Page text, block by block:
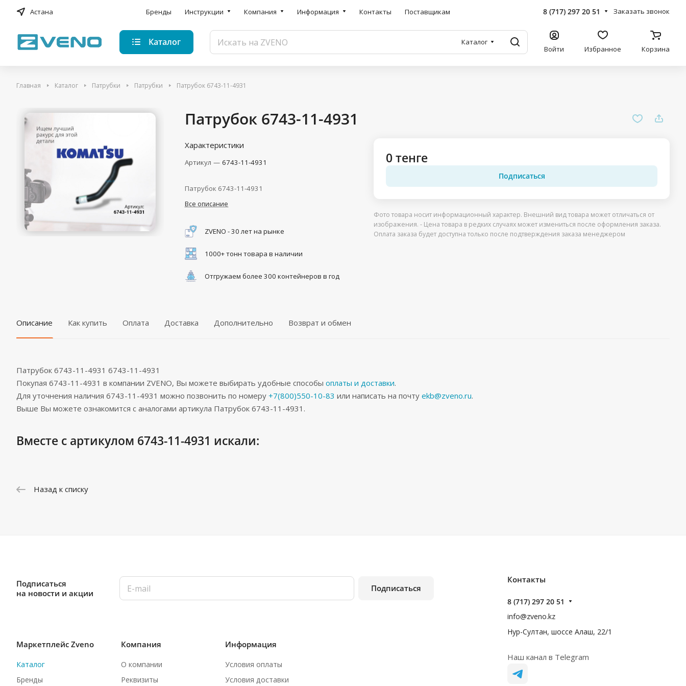
Астана Бренды Инструкции Компания Информация Контакты Поставщикам 8 (717) 297 20 51 Заказать звонок
Каталог Каталог
Войти Избранное Корзина
Главная Каталог Патрубки Патрубки Патрубок 6743-11-4931
Патрубок 6743-11-4931
Характеристики
Артикул — 6743-11-4931
Патрубок 6743-11-4931
Все описание
ZVENO - 30 лет на рынке
1000+ тонн товара в наличии
Отгружаем более 300 контейнеров в год
0 тенге
Подписаться
Фото товара носит информационный характер. Внешний вид товара может отличаться от
изображения. - Цена товара в редких случаях может измениться после оформления заказа.
Оплата заказа будет доступна только после подтверждения заказа менеджером
Описание Как купить Оплата Доставка Дополнительно Возврат и обмен
Патрубок 6743-11-4931 6743-11-4931
Покупая 6743-11-4931 в компании ZVENO, Вы можете выбирать удобные способы оплаты и доставки.
Для уточнения наличия 6743-11-4931 можно позвонить по номеру +7(800)550-10-83 или написать на почту ekb@zveno.ru.
Выше Вы можете ознакомится с аналогами артикула Патрубок 6743-11-4931.
Вместе с артикулом 6743-11-4931 искали:
Назад к списку
Подписаться
на новости и акции
Подписаться
Маркетплейс Zveno
Каталог
Бренды
Компания
О компании
Реквизиты
Информация
Условия оплаты
Условия доставки
Контакты
8 (717) 297 20 51
info@zveno.kz
Нур-Султан, шоссе Алаш, 22/1
Наш канал в Telegram